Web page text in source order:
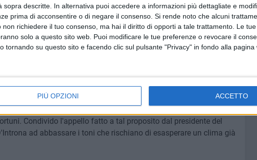
sopra descritte. In alternativa puoi accedere a informazioni più dettagliate e
prima di acconsentire o di negare il consenso. Si rende noto che alcuni
non richiedere il tuo consenso, ma hai il diritto di opporti a tale trattamento. Le
solo a questo sito web. Puoi modificare le tue preferenze o revocare il
tornando su questo sito e facendo clic sul pulsante "Privacy" in fondo alla pagina
PIÙ OPZIONI ACCETTO
l'espressione di solidarietà del consigliere regionale Filippo
solidarietà al collega e amico Franco Pastore aggredito
locale pubblico della mia città. Ma sono contestualmente scosso,
ci troviamo di fronte ad un episodio preoccupante, il segnale di
nei confronti delle istituzioni e dei suoi rappresentanti. Mi
in un momento poco sereno come quello che stiamo
per esprimere scontento e disappunto esistono esercizi
Condivido l'appello fatto a tal proposito dal presidente del
ad abbassare i toni che rischiano di esasperare un clima già